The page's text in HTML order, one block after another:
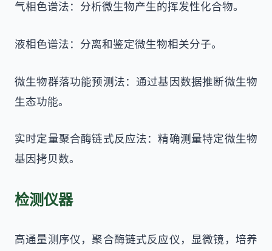
气相色谱法：分析微生物产生的挥发性化合物。
液相色谱法：分离和鉴定微生物相关分子。
微生物群落功能预测法：通过基因数据推断微生物
生态功能。
实时定量聚合酶链式反应法：精确测量特定微生物
基因拷贝数。
检测仪器
高通量测序仪，聚合酶链式反应仪，显微镜，培养